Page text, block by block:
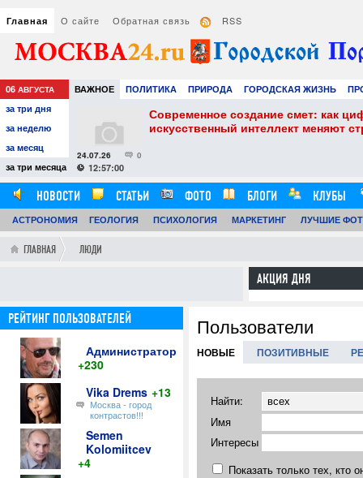
Главная О сайте Обратная связь RSS
06 АВГУСТА ВАЖНОЕ ПОЛИТИКА ПРИРОДА ГОРОДСКАЯ ЖИЗНЬ
ТЕХНОЛОГИИ
за три дня
за неделю
за месяц
за три месяца
и
0
24.07.26
12:57:00
Современное создание смет: как
искусственный интеллект меняют
НОВОСТИ СТАТЬИ ФОТО БЛОГИ
КЛУБЫ
ОБЗОРЫ
ВИДЕОРЕПОРТАЖИ
АСТРОНОМИЯ ГЕОЛОГИЯ ПСИХОЛОГИЯ МАРКЕТИНГ ЛУЧШИЕ
ГЛАВНАЯ ЛЮДИ
АКЦИЯ ДНЯ
Пользователи
НОВЫЕ ПОЗИТИВНЫЕ
Найти:
Имя
Интересы
Показать только тех, кто
РЕЙТИНГ ПОЛЬЗОВАТЕЛЕЙ
Администратор
+230
Vika Drems +13
Москва - город
контрастов!!!
Semen
Kolomiitcev
+4